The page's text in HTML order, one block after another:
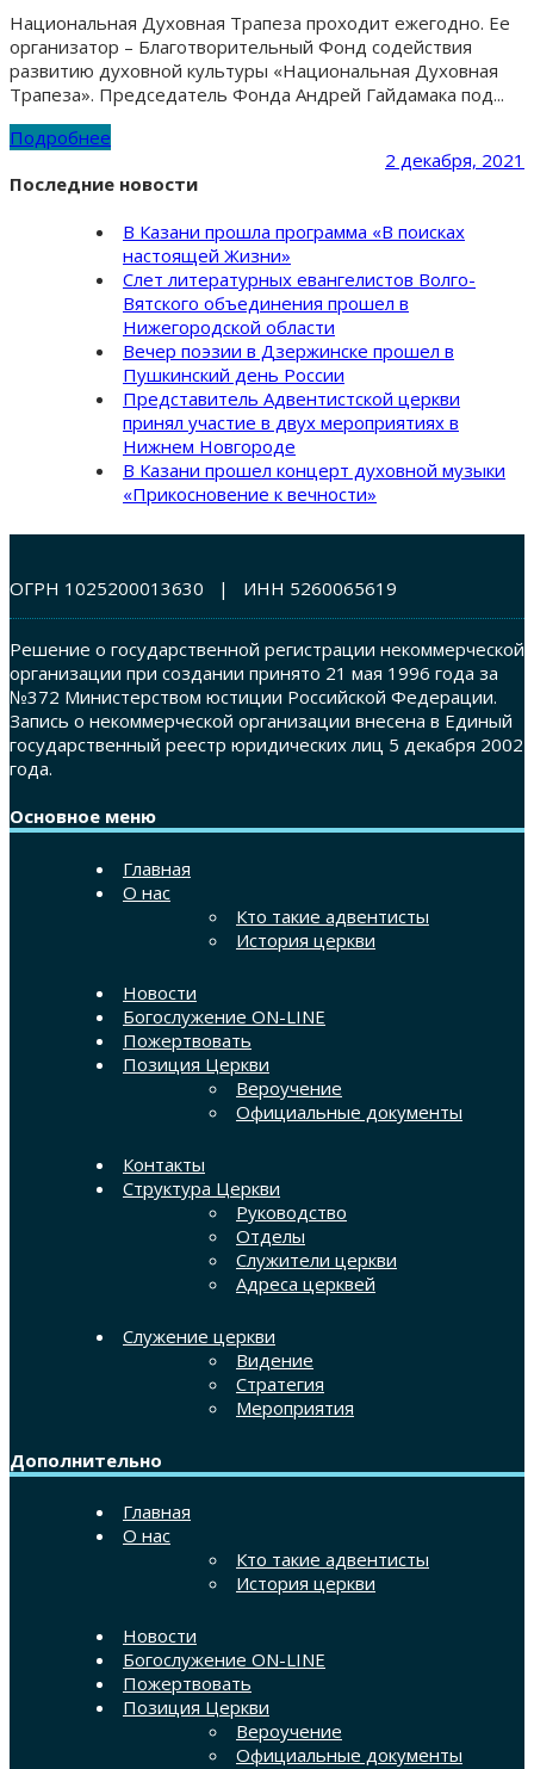
Национальная Духовная Трапеза проходит ежегодно. Ее
организатор – Благотворительный Фонд содействия
развитию духовной культуры «Национальная Духовная
Трапеза». Председатель Фонда Андрей Гайдамака под...
Подробнее
2 декабря, 2021
Последние новости
В Казани прошла программа «В поисках
настоящей Жизни»
Слет литературных евангелистов Волго-
Вятского объединения прошел в
Нижегородской области
Вечер поэзии в Дзержинске прошел в
Пушкинский день России
Представитель Адвентистской церкви
принял участие в двух мероприятиях в
Нижнем Новгороде
В Казани прошел концерт духовной музыки
«Прикосновение к вечности»
ОГРН 1025200013630 | ИНН 5260065619
Решение о государственной регистрации некоммерческой
организации при создании принято 21 мая 1996 года за
№372 Министерством юстиции Российской Федерации.
Запись о некоммерческой организации внесена в Единый
государственный реестр юридических лиц 5 декабря 2002
года.
Основное меню
Главная
О нас
Кто такие адвентисты
История церкви
Новости
Богослужение ON-LINE
Пожертвовать
Позиция Церкви
Вероучение
Официальные документы
Контакты
Структура Церкви
Руководство
Отделы
Служители церкви
Адреса церквей
Служение церкви
Видение
Стратегия
Мероприятия
Дополнительно
Главная
О нас
Кто такие адвентисты
История церкви
Новости
Богослужение ON-LINE
Пожертвовать
Позиция Церкви
Вероучение
Официальные документы